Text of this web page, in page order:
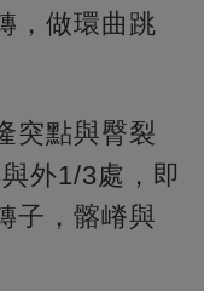
，做環曲跳
突點與臀裂
外1/3處，即
子，髂嵴與